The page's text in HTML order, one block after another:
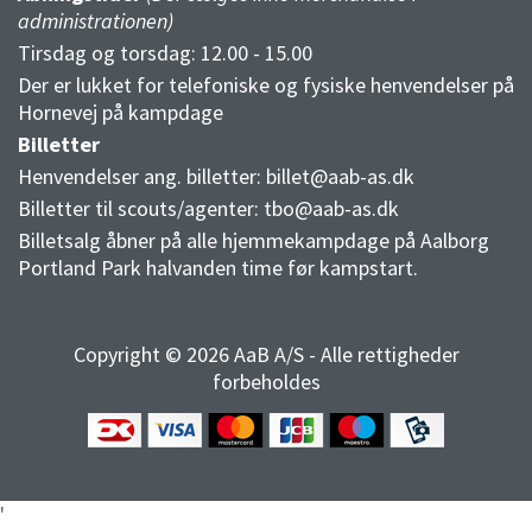
administrationen)
Tirsdag og torsdag: 12.00 - 15.00
Der er lukket for telefoniske og fysiske henvendelser på
Hornevej på kampdage
Billetter
Henvendelser ang. billetter: billet@aab-as.dk
Billetter til scouts/agenter: tbo@aab-as.dk
Billetsalg åbner på alle hjemmekampdage på Aalborg
Portland Park halvanden time før kampstart.
Copyright © 2026 AaB A/S - Alle rettigheder
forbeholdes
'